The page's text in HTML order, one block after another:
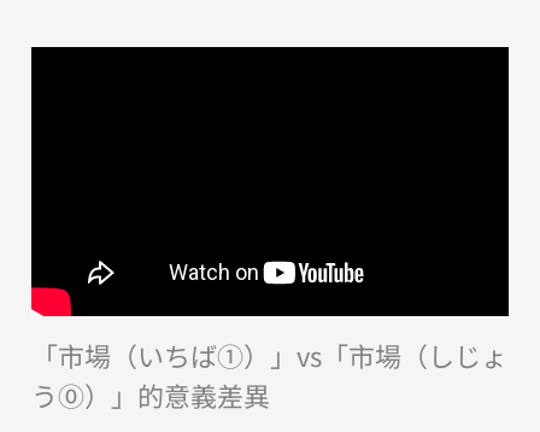
「市場（いちば①）」vs「市場（しじょ
う⓪）」的意義差異